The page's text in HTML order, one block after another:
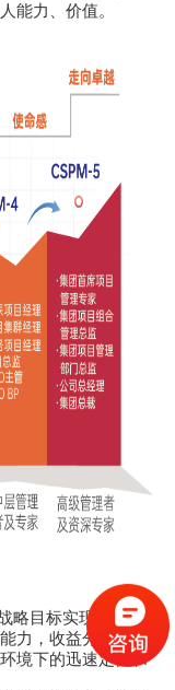
能力、价值。
略目标实现负责，
力，收益分析和机
境下的迅速定位和